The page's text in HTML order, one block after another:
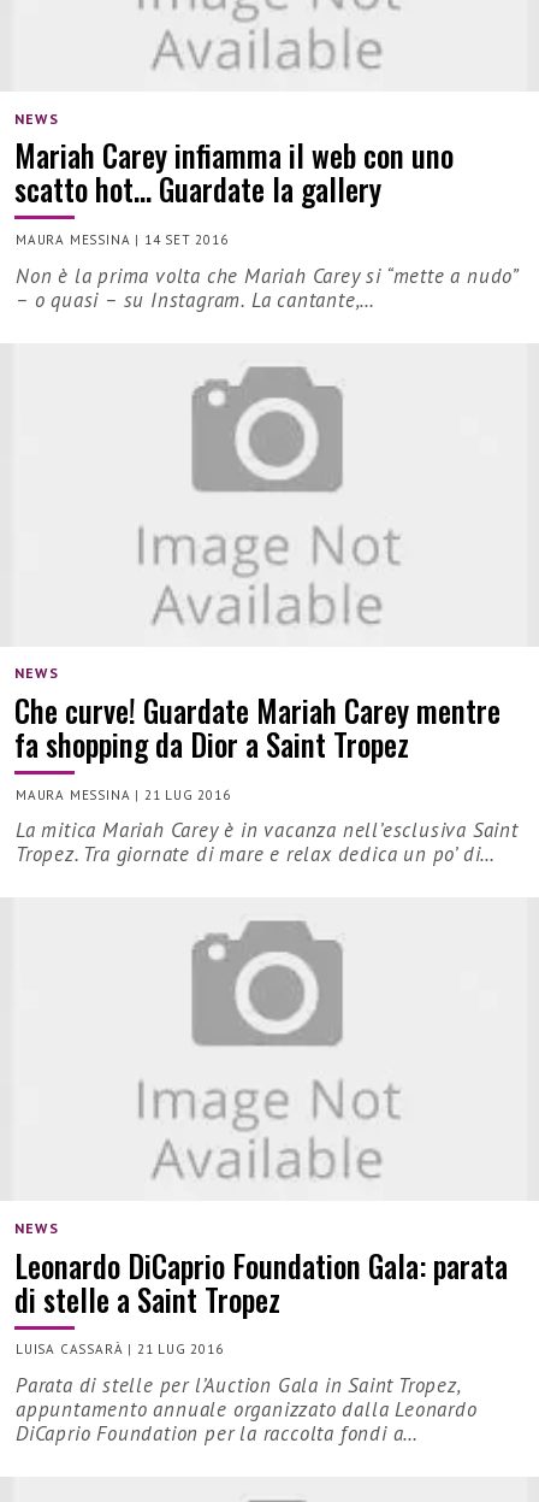
NEWS
Mariah Carey infiamma il web con uno
scatto hot… Guardate la gallery
MAURA MESSINA | 14 SET 2016
Non è la prima volta che Mariah Carey si “mette a nudo”
– o quasi – su Instagram. La cantante,…
NEWS
Che curve! Guardate Mariah Carey mentre
fa shopping da Dior a Saint Tropez
MAURA MESSINA | 21 LUG 2016
La mitica Mariah Carey è in vacanza nell’esclusiva Saint
Tropez. Tra giornate di mare e relax dedica un po’ di…
NEWS
Leonardo DiCaprio Foundation Gala: parata
di stelle a Saint Tropez
LUISA CASSARÀ | 21 LUG 2016
Parata di stelle per l’Auction Gala in Saint Tropez,
appuntamento annuale organizzato dalla Leonardo
DiCaprio Foundation per la raccolta fondi a…